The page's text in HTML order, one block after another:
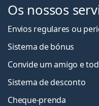
Os nossos
Envios regulares ou
Sistema de bónus
Convide um amigo e
Sistema de desconto
Cheque-prenda